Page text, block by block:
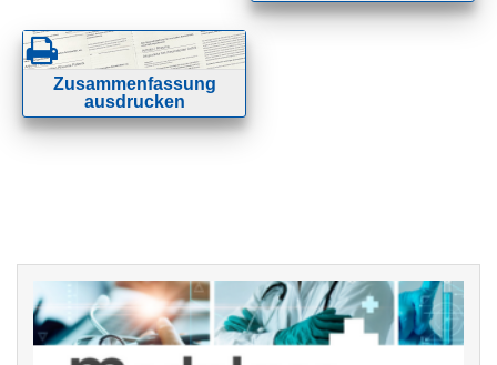
Zusammenfassung
ausdrucken